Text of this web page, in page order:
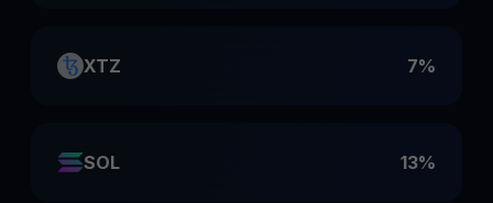
XTZ 7%
SOL 13%